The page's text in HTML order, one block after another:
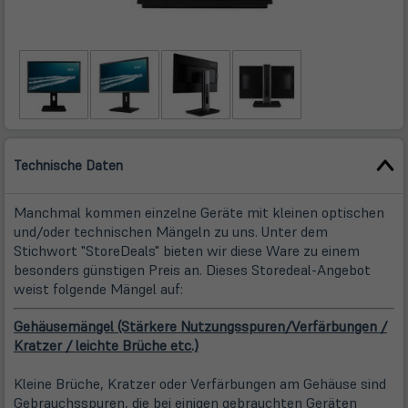
Technische Daten
Manchmal kommen einzelne Geräte mit kleinen optischen
und/oder technischen Mängeln zu uns. Unter dem
Stichwort "StoreDeals" bieten wir diese Ware zu einem
besonders günstigen Preis an. Dieses Storedeal-Angebot
weist folgende Mängel auf:
Gehäusemängel (Stärkere Nutzungsspuren/Verfärbungen /
Kratzer / leichte Brüche etc.)
Kleine Brüche, Kratzer oder Verfärbungen am Gehäuse sind
Gebrauchsspuren, die bei einigen gebrauchten Geräten